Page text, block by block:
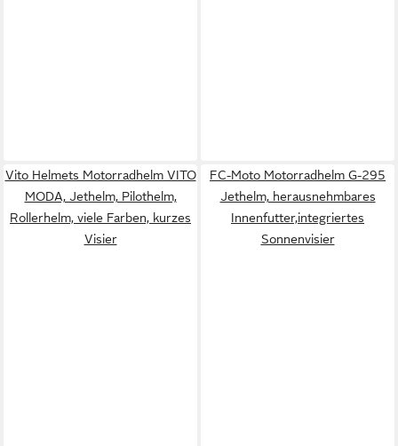
Vito Helmets Motorradhelm VITO
MODA, Jethelm, Pilothelm,
Rollerhelm, viele Farben, kurzes
Visier
FC-Moto Motorradhelm G-295
Jethelm, herausnehmbares
Innenfutter,integriertes
Sonnenvisier